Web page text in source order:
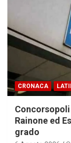
CRONACA
Rainone ed
grado